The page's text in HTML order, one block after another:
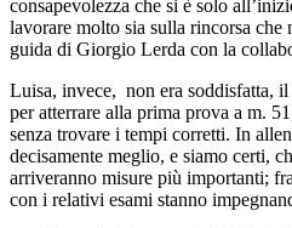
consapevolezza che si è solo
lavorare molto sia sulla rincorsa che
guida di Giorgio Lerda con la
Luisa, invece, non era soddisfatta,
per atterrare alla prima prova a m.
senza trovare i tempi corretti. In
decisamente meglio, e siamo certi,
arriveranno misure più importanti;
con i relativi esami stanno